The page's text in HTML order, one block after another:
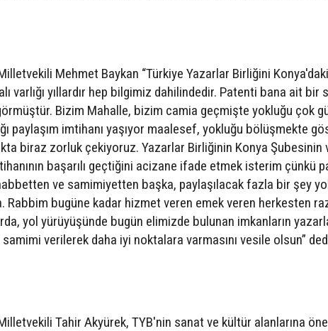
Mehmet Baykan “Türkiye Yazarlar Birliğini
varlığı yıllardır hep bilgimiz dahilindedir. Patenti bana ait
Bizim Mahalle, bizim camia geçmişte yokluğu çok
paylaşım imtihanı yaşıyor maalesef, yokluğu bölüşmekte
biraz zorluk çekiyoruz. Yazarlar Birliğinin Konya Şubesinin
başarılı geçtiğini acizane ifade etmek isterim çünkü
ve samimiyetten başka, paylaşılacak fazla bir şey
Rabbim bugüne kadar hizmet veren emek veren herkesten
yol yürüyüşünde bugün elimizde bulunan imkanların
verilerek daha iyi noktalara varmasını vesile olsun”
Tahir Akyürek, TYB'nin sanat ve kültür alanlarına